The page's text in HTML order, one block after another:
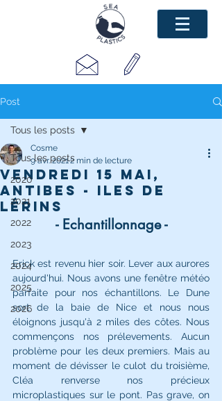
Post
Tous les posts
2020
2021
2022
2023
2024
2025
2026
Tous les posts
Vendredi 15 mai,
Antibes - Iles de
Lérins
Cosme
9 avr. 20212 min de lecture
- Echantillonnage -
Erick est revenu hier soir. Lever aux aurores
aujourd'hui. Nous avons une fenêtre météo
parfaite pour nos échantillons. Le Dune
sort de la baie de Nice et nous nous
éloignons jusqu'à 2 miles des côtes. Nous
commençons nos prélevements. Aucun
problème pour les deux premiers. Mais au
moment de dévisser le culot du troisième,
Cléa renverse nos précieux
microplastiques sur le pont. Pas grave, on